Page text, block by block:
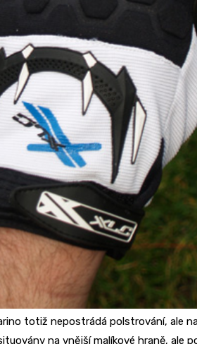
totiž nepostrádá polstrování, ale
na vnější malíkové hraně, ale